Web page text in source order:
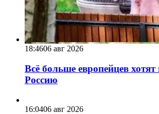
18:4606 авг 2026
Всё больше европейцев хотят
Россию
16:0406 авг 2026